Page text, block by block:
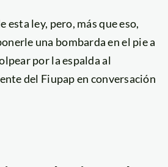
esta ley, pero, más que eso,
una bombarda en el pie a
por la espalda al
del Fiupap en conversación